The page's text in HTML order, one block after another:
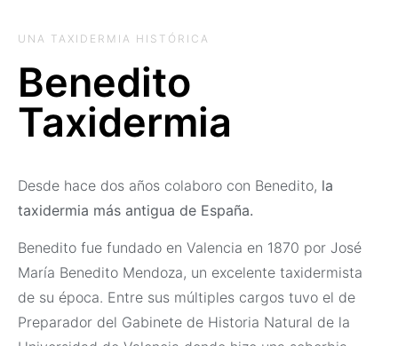
UNA TAXIDERMIA HISTÓRICA
Benedito
Taxidermia
Desde hace dos años colaboro con Benedito, la
taxidermia más antigua de España.
Benedito fue fundado en Valencia en 1870 por José
María Benedito Mendoza, un excelente taxidermista
de su época. Entre sus múltiples cargos tuvo el de
Preparador del Gabinete de Historia Natural de la